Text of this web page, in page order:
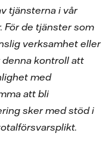
tjänsterna i vår
För de tjänster som
verksamhet eller
kontroll att
med
att bli
sker med stöd i